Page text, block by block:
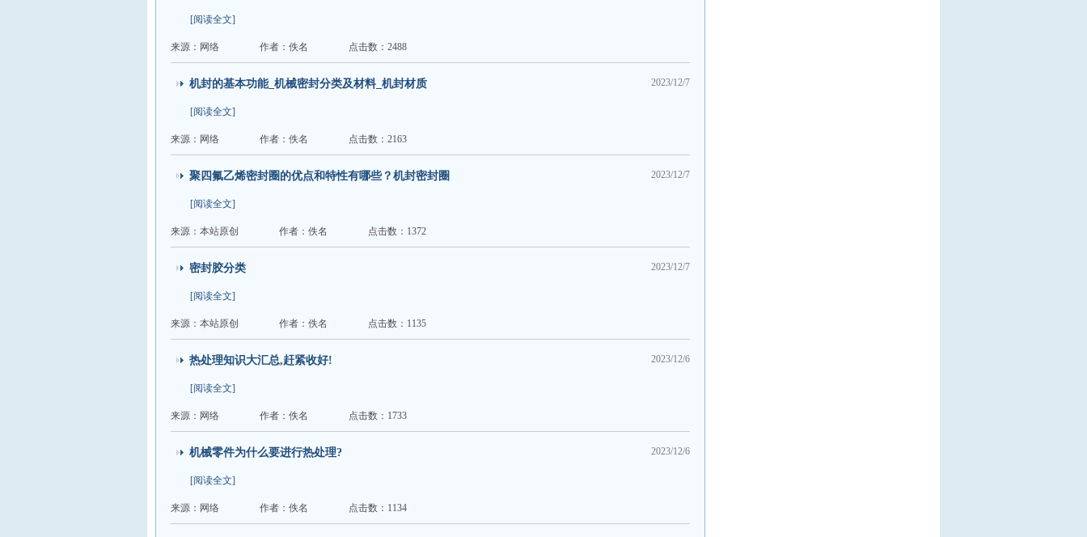
[阅读全文]
来源：网络 作者：佚名 点击数：2488
2023/12/7
机封的基本功能_机械密封分类及材料_机封材质
[阅读全文]
来源：网络 作者：佚名 点击数：2163
2023/12/7
聚四氟乙烯密封圈的优点和特性有哪些？机封密封圈
[阅读全文]
来源：本站原创 作者：佚名 点击数：1372
2023/12/7
密封胶分类
[阅读全文]
来源：本站原创 作者：佚名 点击数：1135
2023/12/6
热处理知识大汇总,赶紧收好!
[阅读全文]
来源：网络 作者：佚名 点击数：1733
2023/12/6
机械零件为什么要进行热处理?
[阅读全文]
来源：网络 作者：佚名 点击数：1134